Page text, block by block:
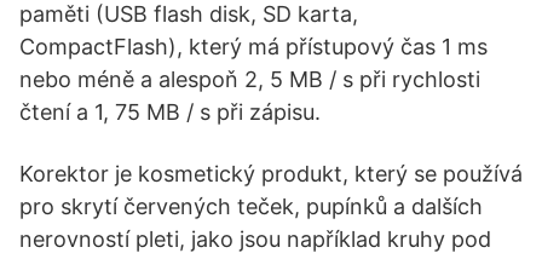
paměti (USB flash disk, SD karta,
CompactFlash), který má přístupový čas 1 ms
nebo méně a alespoň 2, 5 MB / s při rychlosti
čtení a 1, 75 MB / s při zápisu.
Korektor je kosmetický produkt, který se používá
pro skrytí červených teček, pupínků a dalších
nerovností pleti, jako jsou například kruhy pod